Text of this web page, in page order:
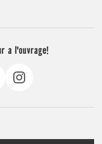
a l'ouvrage!